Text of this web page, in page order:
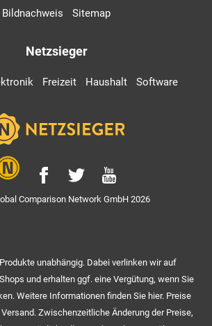
Bildnachweis
Sitemap
Netzsieger
Freizeit Haushalt Software
Comparison Network GmbH 2026
unabhängig. Dabei verlinken wir auf
und erhalten ggf. eine Vergütung, wenn Sie
Weitere Informationen finden Sie hier. Preise
Zwischenzeitliche Änderung der Preise,